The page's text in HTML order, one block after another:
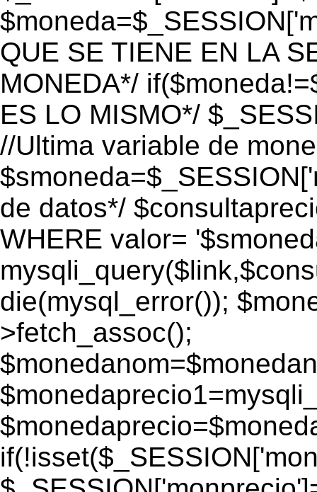
QUE SE TIENE EN LA
MONEDA*/
ES LO MISMO*/
//Ultima variable de
de datos*/
WHERE valor=
die(mysql_error());
>fetch_assoc();